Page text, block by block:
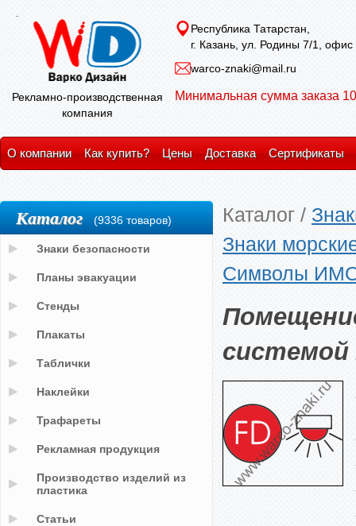
Рекламно-производственная
компания
Республика Татарстан,
г. Казань, ул. Родины 7/1, офис
warco-znaki@mail.ru
Минимальная сумма заказа
О компании Как купить? Цены Доставка Сертификаты
Каталог /
Знаки
Символы ИМО
системой
Каталог (9336 товаров)
Знаки безопасности
Планы эвакуации
Стенды
Плакаты
Таблички
Наклейки
Трафареты
Рекламная продукция
Производство изделий из
пластика
Статьи